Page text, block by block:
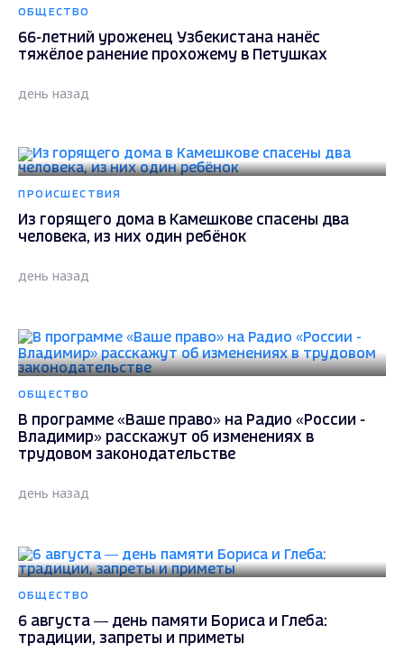
ОБЩЕСТВО
66-летний уроженец Узбекистана нанёс
тяжёлое ранение прохожему в Петушках
день назад
ПРОИСШЕСТВИЯ
Из горящего дома в Камешкове спасены два
человека, из них один ребёнок
день назад
ОБЩЕСТВО
В программе «Ваше право» на Радио «России -
Владимир» расскажут об изменениях в
трудовом законодательстве
день назад
ОБЩЕСТВО
6 августа — день памяти Бориса и Глеба:
традиции, запреты и приметы